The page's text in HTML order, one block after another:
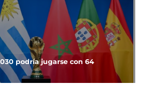
podría jugarse con 64